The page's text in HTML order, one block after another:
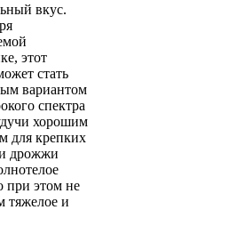
вкус.
этот
стать
вариантом
спектра
хорошим
для крепких
дрожжи
при этом не
тяжелое и